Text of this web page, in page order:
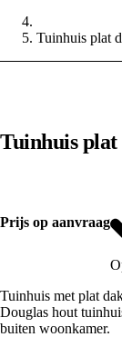
Tuinhuis plat
Tuinhuis plat
Prijs op aanvraag
Tuinhuis met plat
Douglas hout
buiten woonkamer.